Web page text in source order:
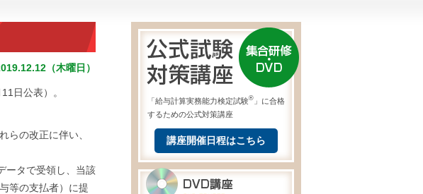
（木曜日）
日公表）。
らの改正に伴い、
ータで受領し、当該
等の支払者）に提
「給与計算実務能力検定試験® 」に合格
するための公式対策講座
講座開催日程はこちら